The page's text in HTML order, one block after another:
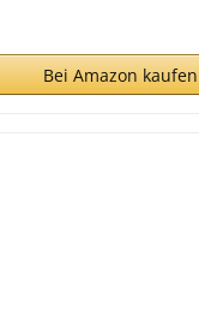
Bei Amazon kaufen